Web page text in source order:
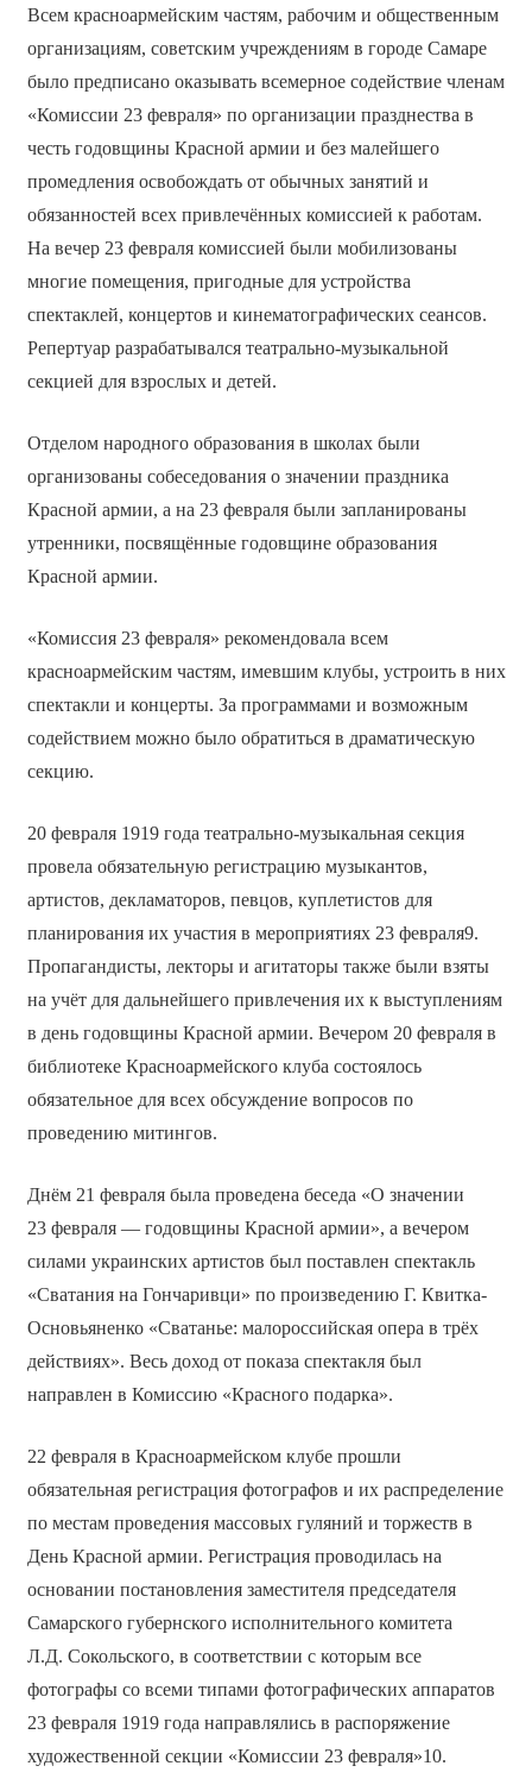
Всем красноармейским частям, рабочим и общественным
организациям, советским учреждениям в городе Самаре
было предписано оказывать всемерное содействие членам
«Комиссии 23 февраля» по организации празднества в
честь годовщины Красной армии и без малейшего
промедления освобождать от обычных занятий и
обязанностей всех привлечённых комиссией к работам.
На вечер 23 февраля комиссией были мобилизованы
многие помещения, пригодные для устройства
спектаклей, концертов и кинематографических сеансов.
Репертуар разрабатывался театрально-музыкальной
секцией для взрослых и детей.
Отделом народного образования в школах были
организованы собеседования о значении праздника
Красной армии, а на 23 февраля были запланированы
утренники, посвящённые годовщине образования
Красной армии.
«Комиссия 23 февраля» рекомендовала всем
красноармейским частям, имевшим клубы, устроить в них
спектакли и концерты. За программами и возможным
содействием можно было обратиться в драматическую
секцию.
20 февраля 1919 года театрально-музыкальная секция
провела обязательную регистрацию музыкантов,
артистов, декламаторов, певцов, куплетистов для
планирования их участия в мероприятиях 23 февраля9.
Пропагандисты, лекторы и агитаторы также были взяты
на учёт для дальнейшего привлечения их к выступлениям
в день годовщины Красной армии. Вечером 20 февраля в
библиотеке Красноармейского клуба состоялось
обязательное для всех обсуждение вопросов по
проведению митингов.
Днём 21 февраля была проведена беседа «О значении
23 февраля — годовщины Красной армии», а вечером
силами украинских артистов был поставлен спектакль
«Сватания на Гончаривци» по произведению Г. Квитка-
Основьяненко «Сватанье: малороссийская опера в трёх
действиях». Весь доход от показа спектакля был
направлен в Комиссию «Красного подарка».
22 февраля в Красноармейском клубе прошли
обязательная регистрация фотографов и их распределение
по местам проведения массовых гуляний и торжеств в
День Красной армии. Регистрация проводилась на
основании постановления заместителя председателя
Самарского губернского исполнительного комитета
Л.Д. Сокольского, в соответствии с которым все
фотографы со всеми типами фотографических аппаратов
23 февраля 1919 года направлялись в распоряжение
художественной секции «Комиссии 23 февраля»10.